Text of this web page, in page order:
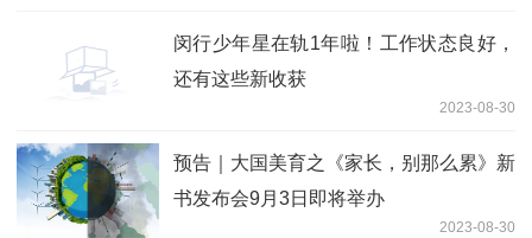
闵行少年星在轨1年啦！工作状态良好，
还有这些新收获
2023-08-30
预告｜大国美育之《家长，别那么累》新
书发布会9月3日即将举办
2023-08-30